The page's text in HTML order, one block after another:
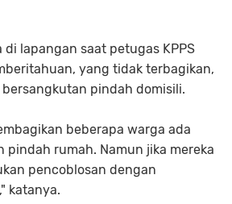
di lapangan saat petugas KPPS
yang tidak terbagikan,
pindah domisili.
beberapa warga ada
pindah rumah. Namun jika mereka
pencoblosan dengan
katanya.